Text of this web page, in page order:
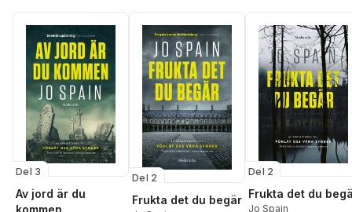
Del 3
Av jord är du
Del 2
Frukta det du begär
Del 2
Frukta det du
Jo Spain